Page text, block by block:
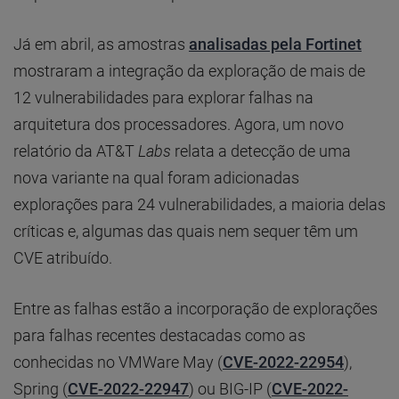
Já em abril, as amostras analisadas pela Fortinet
mostraram a integração da exploração de mais de
12 vulnerabilidades para explorar falhas na
arquitetura dos processadores. Agora, um novo
relatório da AT&T Labs relata a detecção de uma
nova variante na qual foram adicionadas
explorações para 24 vulnerabilidades, a maioria delas
críticas e, algumas das quais nem sequer têm um
CVE atribuído.
Entre as falhas estão a incorporação de explorações
para falhas recentes destacadas como as
conhecidas no VMWare May (CVE-2022-22954),
Spring (CVE-2022-22947) ou BIG-IP (CVE-2022-